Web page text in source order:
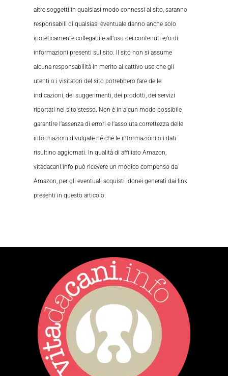
altre soggetti in qualsiasi modo connessi al sito, saranno
responsabili di qualsiasi eventuale danno anche solo
ipoteticamente collegabile all’uso dei contenuti e/o di
informazioni presenti sul sito. Il sito non si assume
alcuna responsabilità in merito al cattivo uso che gli
utenti o i visitatori del sito potrebbero fare delle
indicazioni, dei suggerimenti, dei prodotti, dei servizi
riportati nel sito stesso. Non è in alcun modo possibile
garantire l’assenza di errori e l’assoluta correttezza delle
informazioni divulgate né che le informazioni o i dati
risultino aggiornati. In qualità di affiliato Amazon,
vitadacani.info può ricevere un modico compenso da
Amazon, per gli eventuali acquisti idonei generati dai link
presenti in questo articolo.